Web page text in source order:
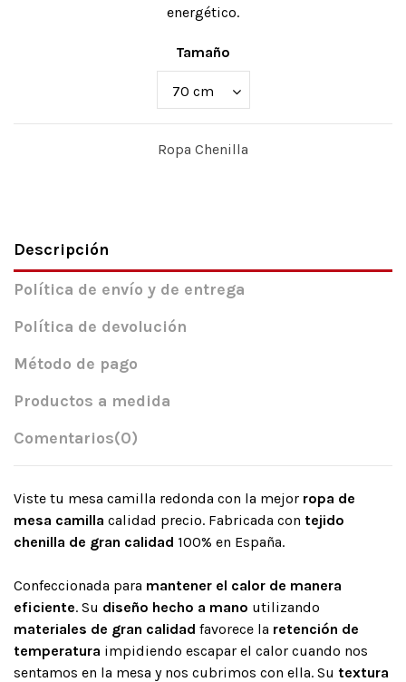
energético.
Tamaño
Ropa Chenilla
Descripción
Política de envío y de entrega
Política de devolución
Método de pago
Productos a medida
Comentarios(0)
Viste tu mesa camilla redonda con la mejor ropa de
mesa camilla calidad precio. Fabricada con tejido
chenilla de gran calidad 100% en España.
Confeccionada para mantener el calor de manera
eficiente. Su diseño hecho a mano utilizando
materiales de gran calidad favorece la retención de
temperatura impidiendo escapar el calor cuando nos
sentamos en la mesa y nos cubrimos con ella. Su textura